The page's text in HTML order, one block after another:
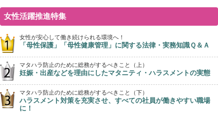
女性活躍推進特集
女性が安心して働き続けられる環境へ！
「母性保護」「母性健康管理」に関する法律・実務知識Ｑ＆Ａ
マタハラ防止のために総務がするべきこと（上）
妊娠・出産などを理由にしたマタニティ・ハラスメントの実態
マタハラ防止のために総務がするべきこと（下）
ハラスメント対策を充実させ、すべての社員が働きやすい職場
に！